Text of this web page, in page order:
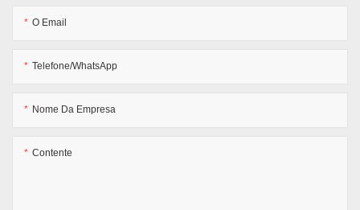
O Email
Telefone/WhatsApp
Nome Da Empresa
Contente